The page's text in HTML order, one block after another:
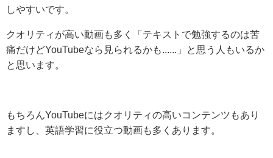
しやすいです。
クオリティが高い動画も多く「テキストで勉強するのは苦
痛だけどYouTubeなら見られるかも......」と思う人もいるか
と思います。
もちろんYouTubeにはクオリティの高いコンテンツもあり
ますし、英語学習に役立つ動画も多くあります。